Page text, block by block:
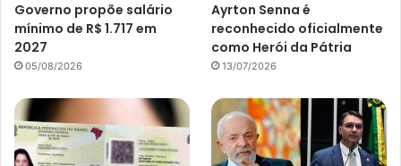
Governo propõe salário
mínimo de R$ 1.717 em
2027
05/08/2026
Ayrton Senna é
reconhecido oficialmente
como Herói da Pátria
13/07/2026